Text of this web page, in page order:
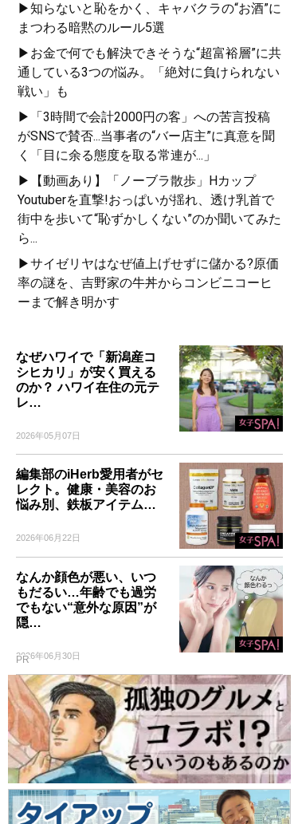
▶知らないと恥をかく、キャバクラの“お酒”に
まつわる暗黙のルール5選
▶お金で何でも解決できそうな“超富裕層”に共
通している3つの悩み。「絶対に負けられない
戦い」も
▶「3時間で会計2000円の客」への苦言投稿
がSNSで賛否...当事者の“バー店主”に真意を聞
く「目に余る態度を取る常連が...」
▶【動画あり】「ノーブラ散歩」Hカップ
Youtuberを直撃!おっぱいが揺れ、透け乳首で
街中を歩いて“恥ずかしくない”のか聞いてみた
ら...
▶サイゼリヤはなぜ値上げせずに儲かる?原価
率の謎を、吉野家の牛丼からコンビニコーヒ
ーまで解き明かす
なぜハワイで「新潟産コ
シヒカリ」が安く買える
のか？ ハワイ在住の元テ
レ…
2026年05月07日
編集部のiHerb愛用者がセ
レクト。健康・美容のお
悩み別、鉄板アイテム…
2026年06月22日
なんか顔色が悪い、いつ
もだるい…年齢でも過労
でもない“意外な原因”が
隠…
2026年06月30日
PR